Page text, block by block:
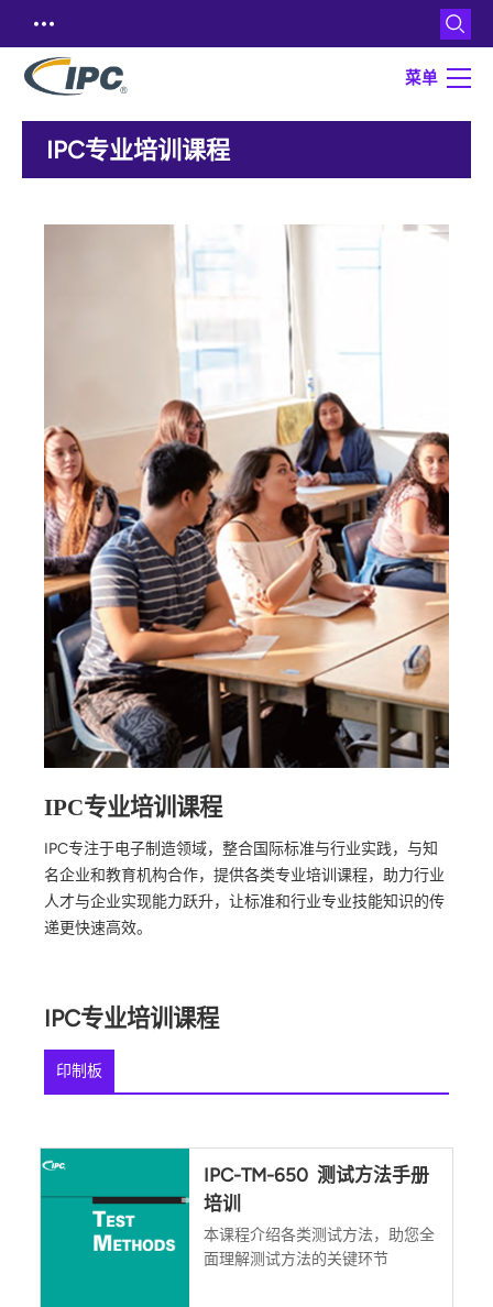
菜单
IPC专业培训课程
IPC专业培训课程
IPC专注于电子制造领域，整合国际标准与行业实践，与知
名企业和教育机构合作，提供各类专业培训课程，助力行业
人才与企业实现能力跃升，让标准和行业专业技能知识的传
递更快速高效。
IPC专业培训课程
印制板
IPC-TM-650 测试方法手册
培训
本课程介绍各类测试方法，助您全
面理解测试方法的关键环节